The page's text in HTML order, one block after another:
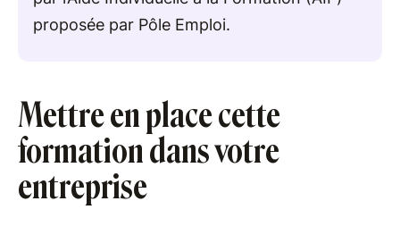
proposée par Pôle Emploi.
Mettre en place cette
formation dans votre
entreprise